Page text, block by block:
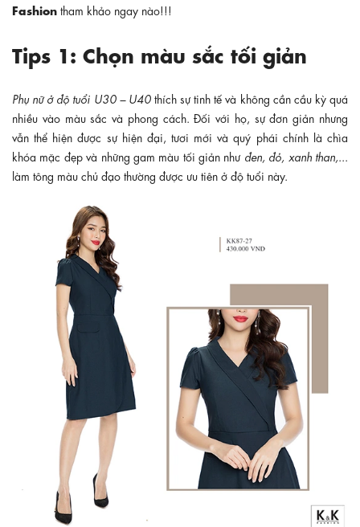
Fashion tham khảo ngay nào!!!
Tips 1: Chọn màu sắc tối giản
Phụ nữ ở độ tuổi U30 – U40thích sự tinh tế và không cần cầu kỳ quá
nhiều vào màu sắc và phong cách. Đối với họ, sự đơn giản nhưng
vẫn thể hiện được sự hiện đại, tươi mới và quý phái chính là chìa
khóa mặc đẹp và những gam màu tối giản như đen, đỏ, xanh than,
làm tông màu chủ đạo thường được ưu tiên ở độ tuổi này.